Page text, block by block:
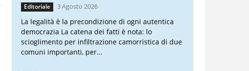
Editoriale 3 Agosto 2026
La legalità è la precondizione di ogni autentica
democrazia La catena dei fatti è nota: lo
scioglimento per infiltrazione camorristica di due
comuni importanti, per...